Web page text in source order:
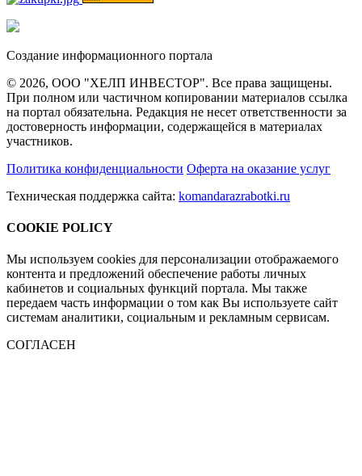
Создание информационного портала
© 2026, ООО "ХЕЛП ИНВЕСТОР". Все права защищены.
При полном или частичном копировании материалов ссылка
на портал обязательна. Редакция не несет ответственности за
достоверность информации, содержащейся в материалах
участников.
Политика конфиденциальности Оферта на оказание услуг
Техническая поддержка сайта: komandarazrabotki.ru
COOKIE POLICY
Мы используем cookies для персонализации отображаемого
контента и предложений обеспечение работы личных
кабинетов и социальных функций портала. Мы также
передаем часть информации о том как Вы используете сайт
системам аналитики, социальным и рекламным сервисам.
СОГЛАСЕН